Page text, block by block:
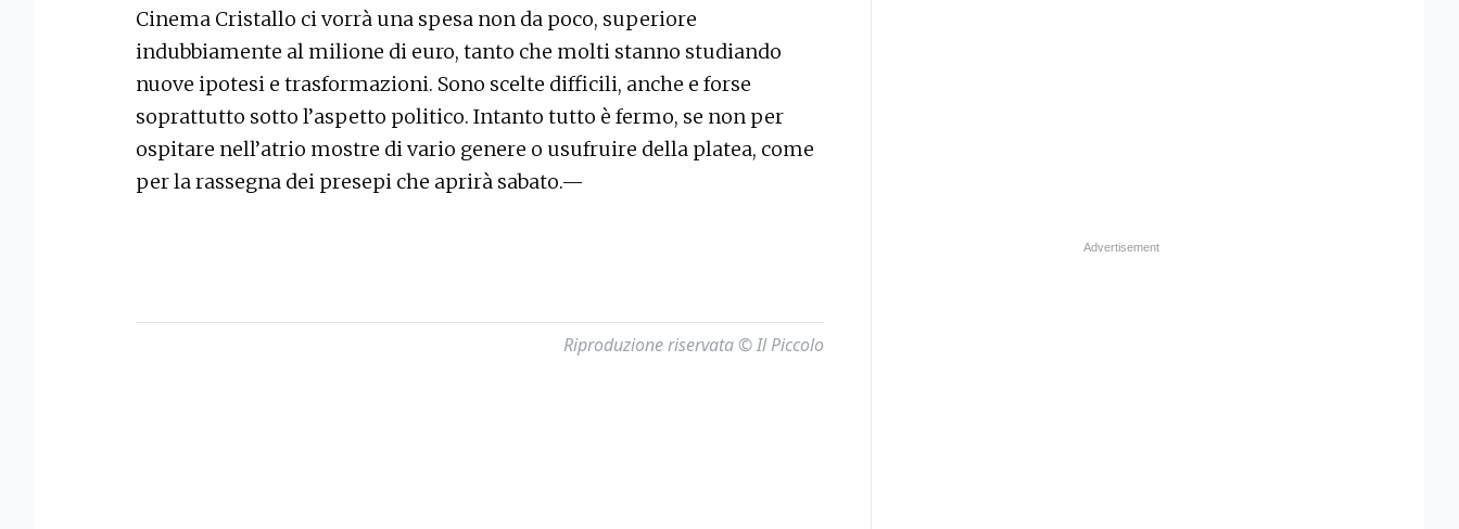
Cinema Cristallo ci vorrà una spesa non da poco, superiore
indubbiamente al milione di euro, tanto che molti stanno studiando
nuove ipotesi e trasformazioni. Sono scelte difficili, anche e forse
soprattutto sotto l’aspetto politico. Intanto tutto è fermo, se non per
ospitare nell’atrio mostre di vario genere o usufruire della platea, come
per la rassegna dei presepi che aprirà sabato.—
Riproduzione riservata © Il Piccolo